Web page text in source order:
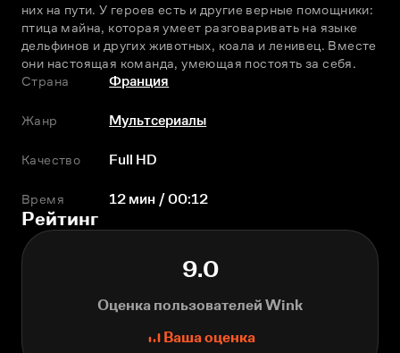
них на пути. У героев есть и другие верные помощники:
птица майна, которая умеет разговаривать на языке
дельфинов и других животных, коала и ленивец. Вместе
они настоящая команда, умеющая постоять за себя.
Страна
Франция
Жанр Мультсериалы
Качество Full HD
Время 12 мин / 00:12
Рейтинг
9.0
Оценка пользователей Wink
Ваша оценка